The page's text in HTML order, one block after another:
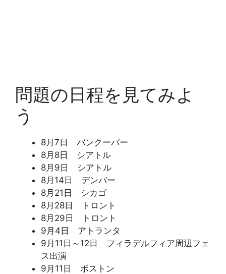
問題の日程を見てみよ
う
8月7日 バンクーバー
8月8日 シアトル
8月9日 シアトル
8月14日 デンバー
8月21日 シカゴ
8月28日 トロント
8月29日 トロント
9月4日 アトランタ
9月11日～12日 フィラデルフィア周辺フェ
ス出演
9月11日 ボストン